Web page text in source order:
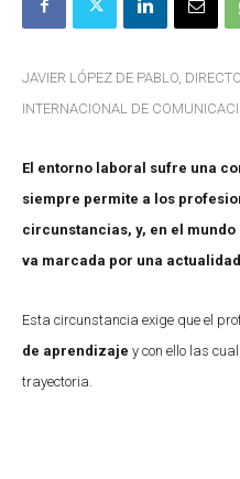
JAVIER LÓPEZ DE PABLO,
INTERNACIONAL DE
El entorno laboral sufre una
siempre permite a los
circunstancias, y, en el
va marcada por una
Esta circunstancia exige que el
de aprendizaje y con ello las
trayectoria.